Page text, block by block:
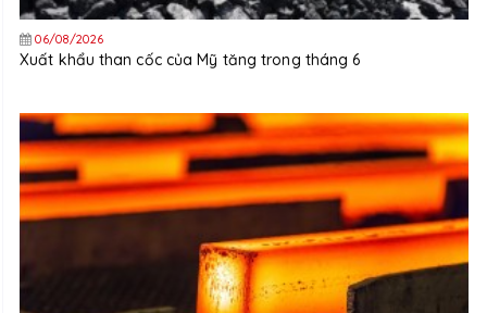
06/08/2026
Xuất khẩu than cốc của Mỹ tăng trong tháng 6